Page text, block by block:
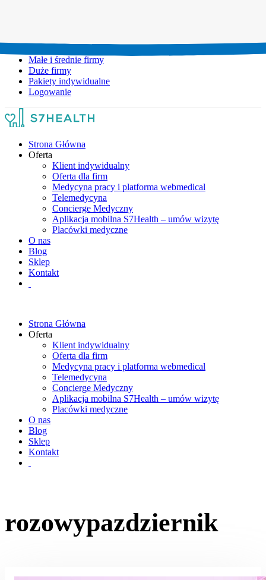
Małe i średnie firmy
Duże firmy
Pakiety indywidualne
Logowanie
Strona Główna
Oferta
Klient indywidualny
Oferta dla firm
Medycyna pracy i platforma webmedical
Telemedycyna
Concierge Medyczny
Aplikacja mobilna S7Health – umów wizytę
Placówki medyczne
O nas
Blog
Sklep
Kontakt
Strona Główna
Oferta
Klient indywidualny
Oferta dla firm
Medycyna pracy i platforma webmedical
Telemedycyna
Concierge Medyczny
Aplikacja mobilna S7Health – umów wizytę
Placówki medyczne
O nas
Blog
Sklep
Kontakt
rozowypazdziernik